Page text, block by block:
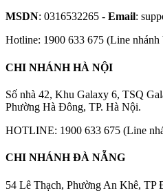
MSDN: 0316532265 - Email:
Hotline: 1900 633 675 (Line nhánh
CHI NHÁNH HÀ NỘI
Số nhà 42, Khu Galaxy 6, TSQ
Phường Hà Đông, TP. Hà Nội.
HOTLINE: 1900 633 675 (Line
CHI NHÁNH ĐÀ NẴNG
54 Lê Thạch, Phường An Khê, TP